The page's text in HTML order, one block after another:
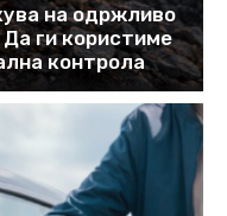
на одржливо
ги користиме
контрола